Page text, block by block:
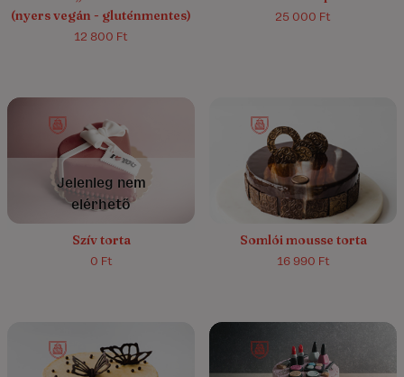
(nyers vegán - gluténmentes)
12 800 Ft
25 000 Ft
Jelenleg nem
elérhető
Szív torta
0 Ft
5.0/5 (6)
Somlói mousse torta
16 990 Ft